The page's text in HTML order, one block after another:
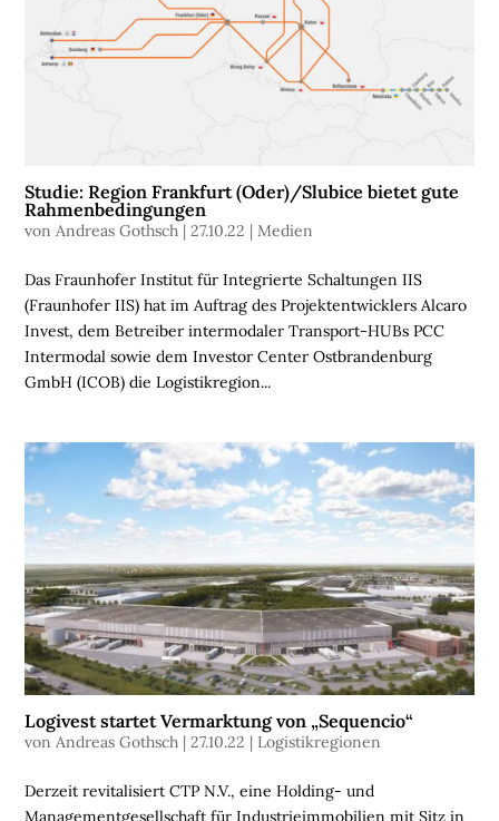
R
E
N
B
N
O
N
S
M
E
N
C
H
Studie: Region Frankfurt (Oder)/Slubice bietet gute
Rahmenbedingungen
vonAndreas Gothsch |27.10.22 |Medien
Das Fraunhofer Institut für Integrierte Schaltungen IIS
(Fraunhofer IIS) hat im Auftrag des Projektentwicklers Alcaro
Invest, dem Betreiber intermodaler Transport-HUBs PCC
Intermodal sowie dem Investor Center Ostbrandenburg
GmbH (ICOB) die Logistikregion...
Logivest startet Vermarktung von „Sequencio“
vonAndreas Gothsch |27.10.22 | Logistikregionen
Derzeit revitalisiert CTP N.V., eine Holding- und
Managementgesellschaft für Industrieimmobilien mit Sitz in